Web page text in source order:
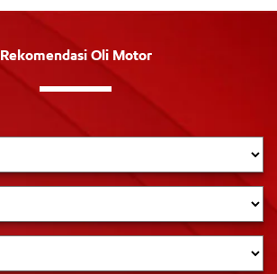
Rekomendasi Oli Motor